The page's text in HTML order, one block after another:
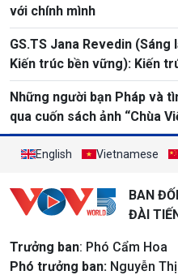
với chính mình
GS.TS Jana Revedin
Kiến trúc bền vững): Kiến
động chuyển đổi
Những người bạn Pháp và
qua cuốn sách ảnh “Chùa
English Vietnamese
BAN
ĐÀI
Trưởng ban: Phó Cẩm Hoa
Phó trưởng ban: Nguyễn